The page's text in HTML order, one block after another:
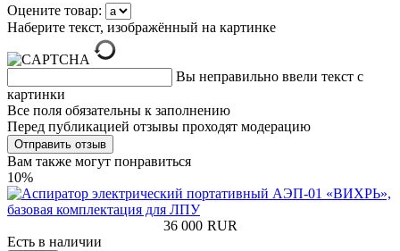
Оцените товар:
Наберите текст, изображённый на картинке
Вы неправильно ввели текст с
картинки
Все поля обязательны к заполнению
Перед публикацией отзывы проходят модерацию
Вам также могут понравиться
10%
36 000 RUR
Есть в наличии